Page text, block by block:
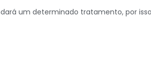
um determinado tratamento, por